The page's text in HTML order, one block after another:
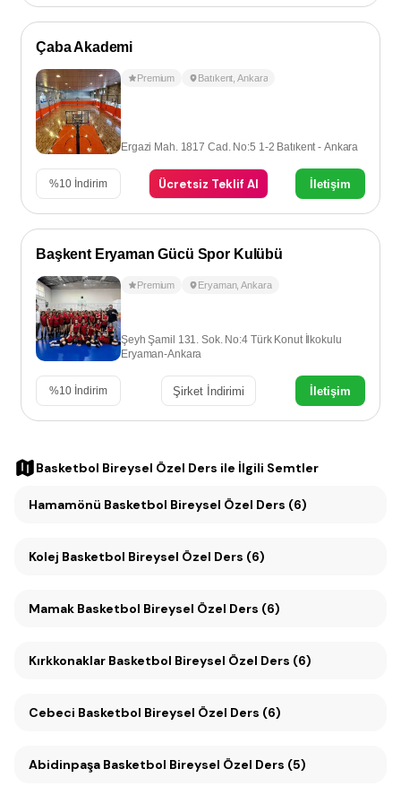
Çaba Akademi
Premium Batıkent ,Ankara
Ergazi Mah. 1817 Cad. No:5 1-2 Batıkent - Ankara
%10 İndirim Ücretsiz Teklif Al İletişim
Başkent Eryaman Gücü Spor Kulübü
Premium Eryaman,Ankara
Şeyh Şamil 131. Sok. No:4 Türk Konut İlkokulu
Eryaman-Ankara
%10 İndirim Şirket İndirimi İletişim
Basketbol Bireysel Özel Ders ile İlgili Semtler
Hamamönü Basketbol Bireysel Özel Ders (6)
Kolej Basketbol Bireysel Özel Ders (6)
Mamak Basketbol Bireysel Özel Ders (6)
Kırkkonaklar Basketbol Bireysel Özel Ders (6)
Cebeci Basketbol Bireysel Özel Ders (6)
Abidinpaşa Basketbol Bireysel Özel Ders (5)